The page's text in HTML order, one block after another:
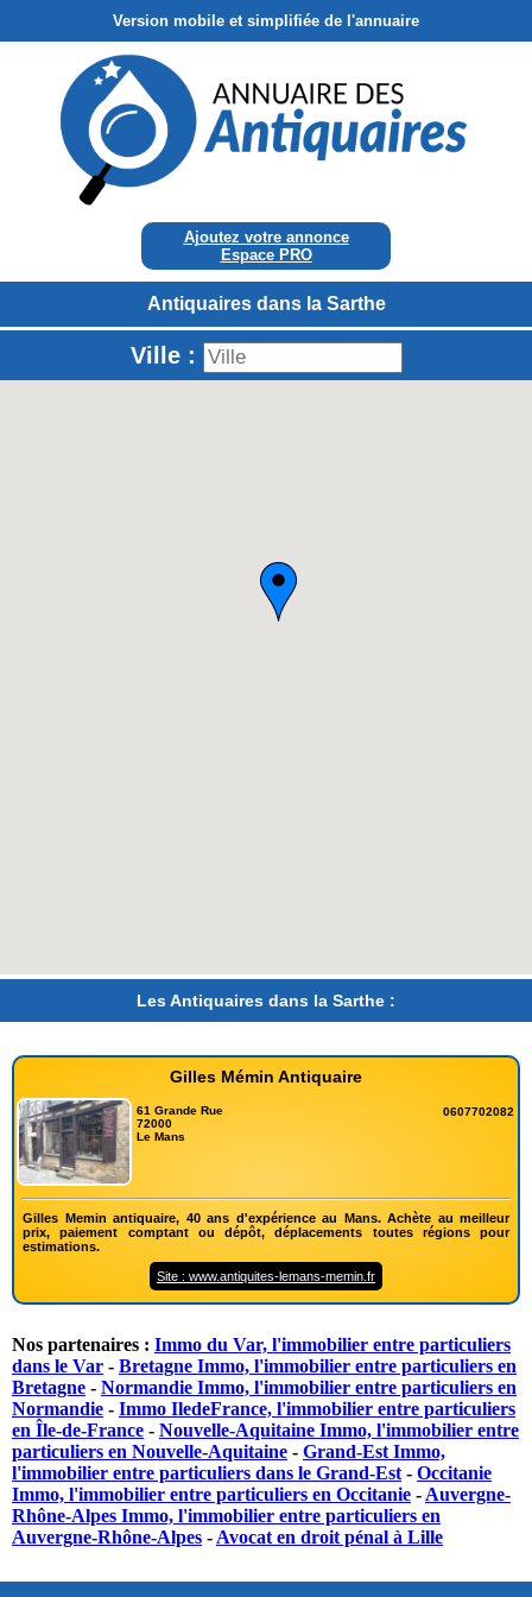
Version mobile et simplifiée de l'annuaire
Ajoutez votre annonce
Espace PRO
Antiquaires dans la Sarthe
Ville :
Les Antiquaires dans la Sarthe :
Gilles Mémin Antiquaire
61 Grande Rue
72000
Le Mans
0607702082
Gilles Memin antiquaire, 40 ans d'expérience au Mans. Achète au meilleur
prix, paiement comptant ou dépôt, déplacements toutes régions pour
estimations.
Site : www.antiquites-lemans-memin.fr
Nos partenaires : Immo du Var, l'immobilier entre particuliers
dans le Var - Bretagne Immo, l'immobilier entre particuliers en
Bretagne - Normandie Immo, l'immobilier entre particuliers en
Normandie - Immo IledeFrance, l'immobilier entre particuliers
en Île-de-France - Nouvelle-Aquitaine Immo, l'immobilier entre
particuliers en Nouvelle-Aquitaine - Grand-Est Immo,
l'immobilier entre particuliers dans le Grand-Est - Occitanie
Immo, l'immobilier entre particuliers en Occitanie - Auvergne-
Rhône-Alpes Immo, l'immobilier entre particuliers en
Auvergne-Rhône-Alpes - Avocat en droit pénal à Lille